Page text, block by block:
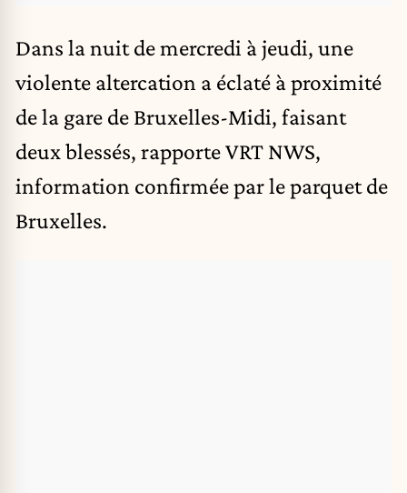
Dans la nuit de mercredi à jeudi, une
violente altercation a éclaté à proximité
de la gare de Bruxelles-Midi, faisant
deux blessés, rapporte VRT NWS,
information confirmée par le parquet de
Bruxelles.